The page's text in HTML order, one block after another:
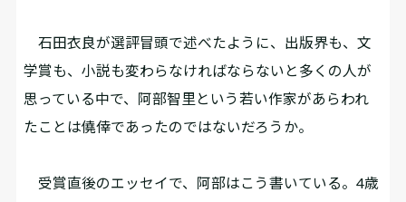
石田衣良が選評冒頭で述べたように、出版界も、文
学賞も、小説も変わらなければならないと多くの人が
思っている中で、阿部智里という若い作家があらわれ
たことは僥倖であったのではないだろうか。
受賞直後のエッセイで、阿部はこう書いている。4歳